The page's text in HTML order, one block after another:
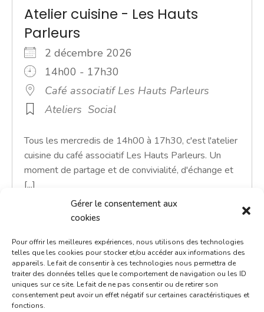
Gérer le consentement aux
cookies
Pour offrir les meilleures expériences, nous utilisons des technologies
telles que les cookies pour stocker et/ou accéder aux informations des
appareils. Le fait de consentir à ces technologies nous permettra de
traiter des données telles que le comportement de navigation ou les ID
uniques sur ce site. Le fait de ne pas consentir ou de retirer son
consentement peut avoir un effet négatif sur certaines caractéristiques et
fonctions.
Atelier cuisine - Les Hauts
Parleurs
2 décembre 2026
14h00 - 17h30
Café associatif Les Hauts Parleurs
Ateliers Social
Tous les mercredis de 14h00 à 17h30, c'est l'atelier
cuisine du café associatif Les Hauts Parleurs. Un
moment de partage et de convivialité, d'échange et
[...]
En savoir plus